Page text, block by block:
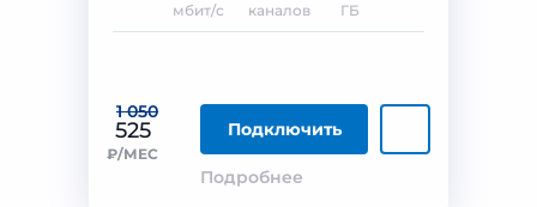
1 050
525
₽/МЕС
Подключить
Подробнее
мбит/с каналов ГБ